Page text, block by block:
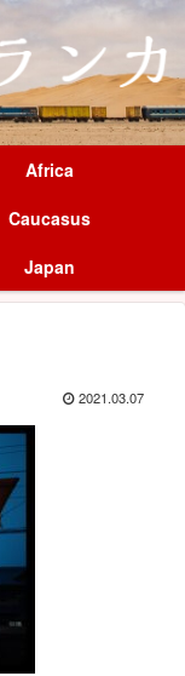
Africa
Caucasus
Japan
2021.03.07